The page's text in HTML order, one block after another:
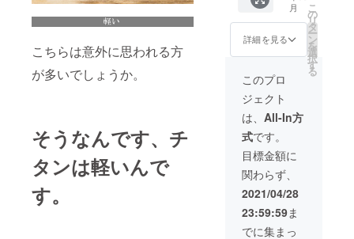
こちらは意外に思われる方
が多いでしょうか。
そうなんです、チ
タンは軽いんで
す。
材の供
給状
況、製
合等に
より出
荷時期
が遅れ
る場合
があり
ます
予定価
格の
17800
円から
25％オ
フ】 ※
デザイ
ン・仕
様は変
更にな
る可能
性もご
ざいま
す。ご
了承く
ださ
い。 ※
ご注文
月
詳細を見る
こ
の
リ
タ
ー
ン
を
選
択
す
る
このプロ
ジェクト
は、 All-In方
式です。
目標金額に
関わらず、
2021/04/28
23:59:59ま
でに集まっ